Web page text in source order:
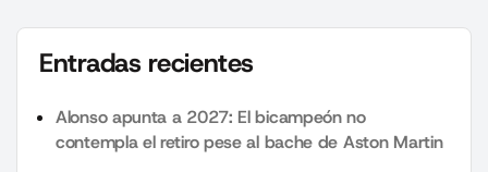
Entradas recientes
Alonso apunta a 2027: El bicampeón no
contempla el retiro pese al bache de Aston Martin